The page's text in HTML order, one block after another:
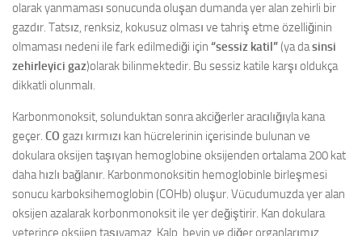
olarak yanmaması sonucunda oluşan dumanda yer alan zehirli bir
gazdır. Tatsız, renksiz, kokusuz olması ve tahriş etme özelliğinin
olmaması nedeni ile fark edilmediği için “sessiz katil”(ya dasinsi
zehirleyici gaz)olarak bilinmektedir. Bu sessiz katile karşı oldukça
dikkatli olunmalı.
Karbonmonoksit, solunduktan sonra akciğerler aracılığıyla kana
geçer. CO gazı kırmızı kan hücrelerinin içerisinde bulunan ve
dokulara oksijen taşıyan hemoglobine oksijenden ortalama 200 kat
daha hızlı bağlanır. Karbonmonoksitin hemoglobinle birleşmesi
sonucu karboksihemoglobin (COHb) oluşur. Vücudumuzda yer alan
oksijen azalarak korbonmonoksit ile yer değiştirir. Kan dokulara
yeterince oksijen taşıyamaz. Kalp, beyin ve diğer organlarımız